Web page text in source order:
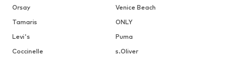
Orsay
Venice Beach
Tamaris
ONLY
Levi's
Puma
Coccinelle
s.Oliver